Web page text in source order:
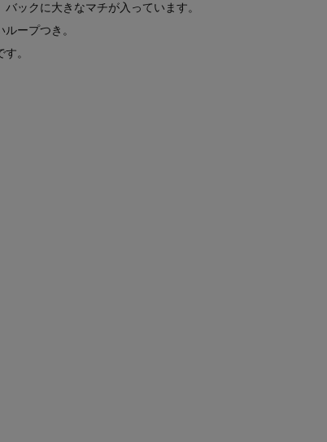
ックに大きなマチが入っています。
ープつき。
。